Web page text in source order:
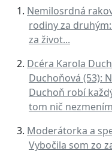
Nemilosrdná
rodiny za
za život...
Dcéra Karola
Duchoňová (53):
Duchoň robí
tom nič nezmením
Moderátorka a
Vybočila som zo